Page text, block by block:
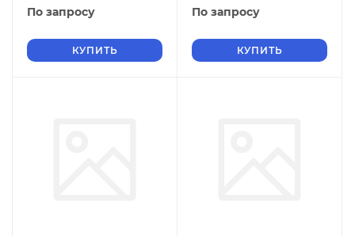
По запросу
КУПИТЬ
По запросу
КУПИТЬ